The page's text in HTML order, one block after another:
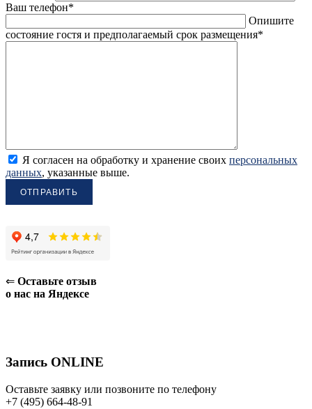
Ваш телефон*
Опишите
состояние гостя и предполагаемый срок размещения*
Я согласен на обработку и хранение своих персональных
данных, указанные выше.
⇐ Оставьте отзыв
о нас на Яндексе
Запись ONLINE
Оставьте заявку или позвоните по телефону
+7 (495) 664-48-91